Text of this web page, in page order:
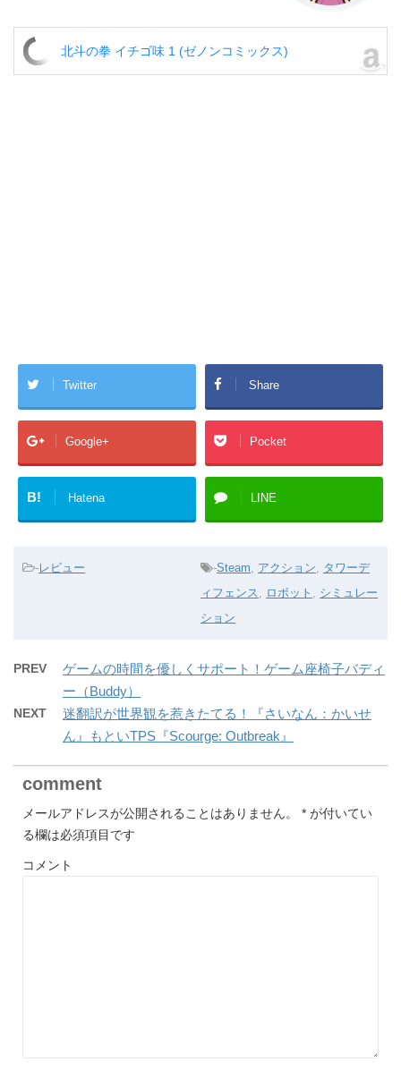
北斗の拳 イチゴ味 1 (ゼノンコミックス)
Twitter Share
Google+ Pocket
B! Hatena LINE
-レビュー -Steam アクション
タワーデ
ィフェンス
ロボット
シミュレー
ション
PREV
ゲームの時間を優しくサポート！ゲーム座椅子バディ
ー（Buddy）
NEXT
迷翻訳が世界観を惹きたてる！『さいなん：かいせ
ん』もといTPS『Scourge: Outbreak』
comment
メールアドレスが公開されることはありません。 * が付いてい
る欄は必須項目です
コメント